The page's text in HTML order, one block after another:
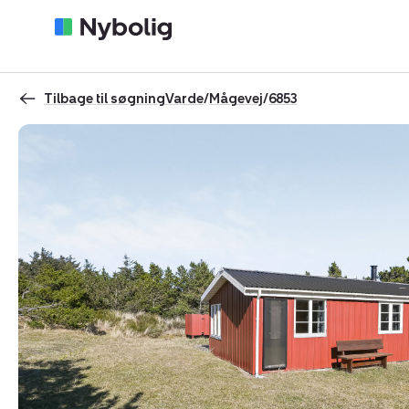
Tilbage til søgningVarde/Mågevej/6853